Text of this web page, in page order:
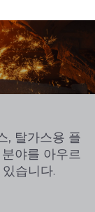
, 탈가스용 플
야를 아우르
습니다.